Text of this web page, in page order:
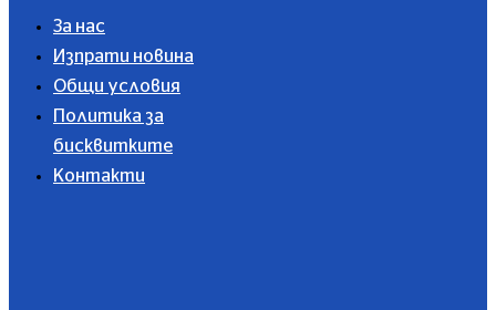
За нас
Изпрати новина
Общи условия
Политика за
бисквитките
Контакти